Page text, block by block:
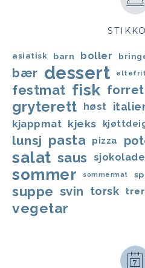
asiatisk barn boller
bær dessert
festmat fisk
gryterett høst
kjappmat kjeks
lunsj pasta pizza
salat saus sjokolade
sommer sommermat
suppe svin torsk
vegetar